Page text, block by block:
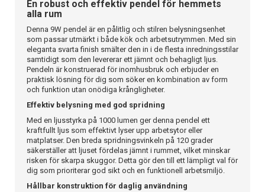
En robust och effektiv pendel för hemmets
alla rum
Denna 9W pendel är en pålitlig och stilren belysningsenhet
som passar utmärkt i både kök och arbetsutrymmen. Med sin
eleganta svarta finish smälter den in i de flesta inredningsstilar
samtidigt som den levererar ett jämnt och behagligt ljus.
Pendeln är konstruerad för inomhusbruk och erbjuder en
praktisk lösning för dig som söker en kombination av form
och funktion utan onödiga krångligheter.
Effektiv belysning med god spridning
Med en ljusstyrka på 1000 lumen ger denna pendel ett
kraftfullt ljus som effektivt lyser upp arbetsytor eller
matplatser. Den breda spridningsvinkeln på 120 grader
säkerställer att ljuset fördelas jämnt i rummet, vilket minskar
risken för skarpa skuggor. Detta gör den till ett lämpligt val för
dig som prioriterar god sikt och en funktionell arbetsmiljö.
Hållbar konstruktion för daglig användning